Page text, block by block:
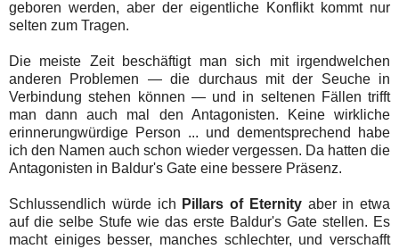
geboren werden, aber der eigentliche Konflikt kommt nur
selten zum Tragen.
Die meiste Zeit beschäftigt man sich mit irgendwelchen
anderen Problemen — die durchaus mit der Seuche in
Verbindung stehen können — und in seltenen Fällen trifft
man dann auch mal den Antagonisten. Keine wirkliche
erinnerungwürdige Person ... und dementsprechend habe
ich den Namen auch schon wieder vergessen. Da hatten die
Antagonisten in Baldur's Gate eine bessere Präsenz.
Schlussendlich würde ich Pillars of Eternityaber in etwa
auf die selbe Stufe wie das erste Baldur's Gate stellen. Es
macht einiges besser, manches schlechter, und verschafft